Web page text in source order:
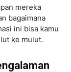
mereka
bagaimana
ini bisa kamu
ke mulut.